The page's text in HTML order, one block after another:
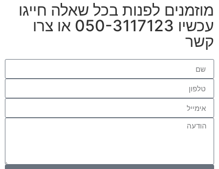
מוזמנים לפנות בכל שאלה חייגו
עכשיו 050-3117123 או צרו
קשר